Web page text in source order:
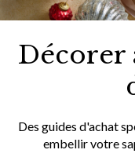
Décorer
Des guides d'achat
embellir votre